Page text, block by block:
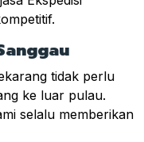
tidak perlu
ke luar pulau.
selalu memberikan